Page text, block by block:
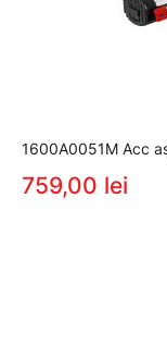
1600A0051M Acc
759,00 lei